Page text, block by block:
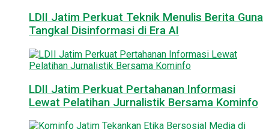
LDII Jatim Perkuat Teknik Menulis Berita Guna
Tangkal Disinformasi di Era AI
LDII Jatim Perkuat Pertahanan Informasi
Lewat Pelatihan Jurnalistik Bersama Kominfo